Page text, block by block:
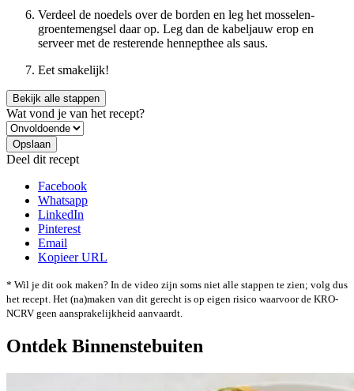
Verdeel de noedels over de borden en leg het mosselen-
groentemengsel daar op. Leg dan de kabeljauw erop en
serveer met de resterende hennepthee als saus.
Eet smakelijk!
Bekijk alle stappen
Wat vond je van het recept?
Deel dit recept
Facebook
Whatsapp
LinkedIn
Pinterest
Email
Kopieer URL
* Wil je dit ook maken? In de video zijn soms niet alle stappen te zien; volg dus
het recept. Het (na)maken van dit gerecht is op eigen risico waarvoor de KRO-
NCRV geen aansprakelijkheid aanvaardt.
Ontdek Binnenstebuiten